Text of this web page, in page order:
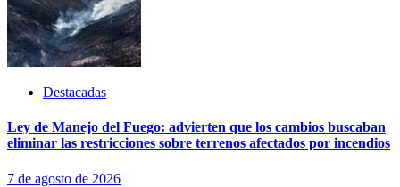
Destacadas
Ley de Manejo del Fuego: advierten que los cambios buscaban
eliminar las restricciones sobre terrenos afectados por incendios
7 de agosto de 2026